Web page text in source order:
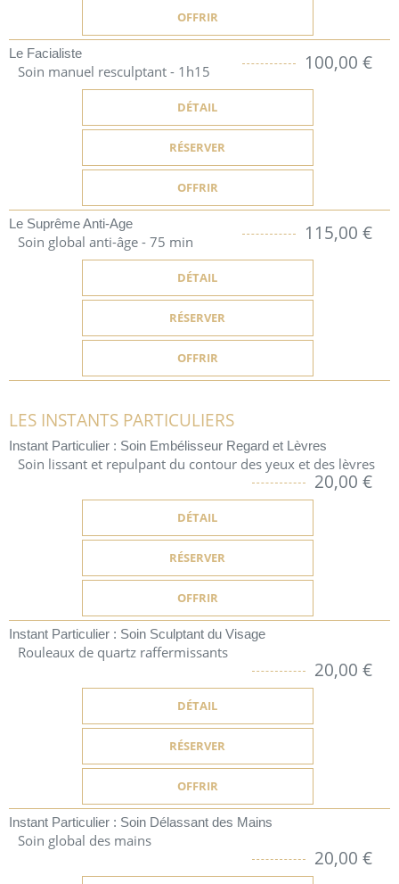
OFFRIR
Le Facialiste
Soin manuel resculptant - 1h15 100,00 €
DÉTAIL
RÉSERVER
OFFRIR
Le Suprême Anti-Age
Soin global anti-âge - 75 min 115,00 €
DÉTAIL
RÉSERVER
OFFRIR
LES INSTANTS PARTICULIERS
Instant Particulier : Soin Embélisseur Regard et Lèvres
Soin lissant et repulpant du contour des yeux et des lèvres
20,00 €
DÉTAIL
RÉSERVER
OFFRIR
Instant Particulier : Soin Sculptant du Visage
Rouleaux de quartz raffermissants
20,00 €
DÉTAIL
RÉSERVER
OFFRIR
Instant Particulier : Soin Délassant des Mains
Soin global des mains
20,00 €